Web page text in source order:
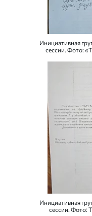
Инициативная
сессии. Фото:
Инициативная
сессии. Фото: